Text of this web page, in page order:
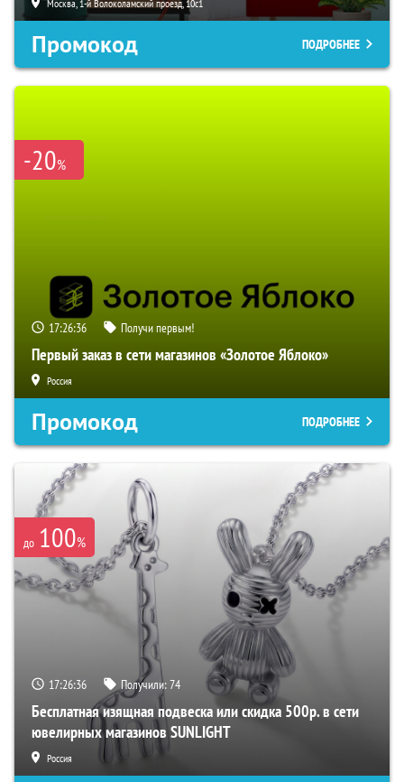
Москва, 1-й Волоколамский проезд, 10с1
Промокод ПОДРОБНЕЕ
-20%
17:26:35 Получи первым!
Первый заказ в сети магазинов «Золотое Яблоко»
Россия
Промокод ПОДРОБНЕЕ
до 100%
17:26:35 Получили:74
Бесплатная изящная подвеска или скидка 500р. в сети
ювелирных магазинов SUNLIGHT
Россия